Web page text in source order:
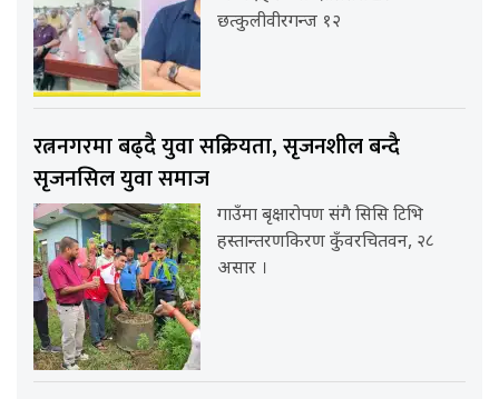
छत्कुलीवीरगन्ज १२
रत्ननगरमा बढ्दै युवा सक्रियता, सृजनशील बन्दै
सृजनसिल युवा समाज
गाउँमा बृक्षारोपण संगै सिसि टिभि
हस्तान्तरणकिरण कुँवरचितवन, २८
असार ।